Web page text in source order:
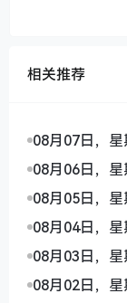
相关推荐
08月07日，星
08月06日，星
08月05日，星
08月04日，星
08月03日，星
08月02日，星